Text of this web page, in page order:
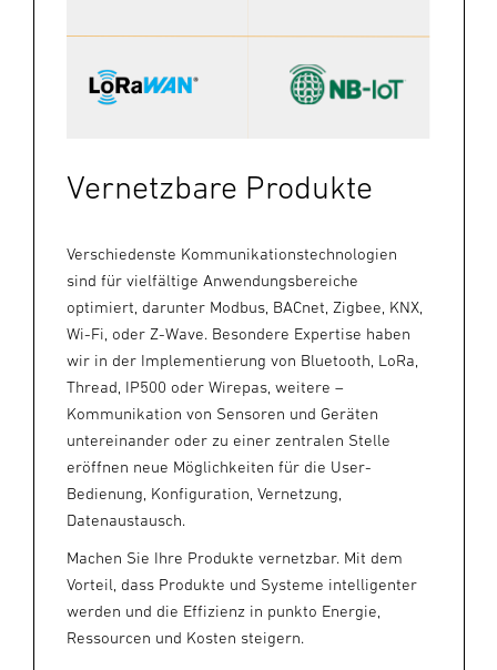
Vernetzbare Produkte
Verschiedenste Kommunikationstechnologien
sind für vielfältige Anwendungsbereiche
optimiert, darunter Modbus, BACnet, Zigbee, KNX,
Wi-Fi, oder Z-Wave. Besondere Expertise haben
wir in der Implementierung von Bluetooth, LoRa,
Thread, IP500 oder Wirepas, weitere –
Kommunikation von Sensoren und Geräten
untereinander oder zu einer zentralen Stelle
eröffnen neue Möglichkeiten für die User-
Bedienung, Konfiguration, Vernetzung,
Datenaustausch.
Machen Sie Ihre Produkte vernetzbar. Mit dem
Vorteil, dass Produkte und Systeme intelligenter
werden und die Effizienz in punkto Energie,
Ressourcen und Kosten steigern.